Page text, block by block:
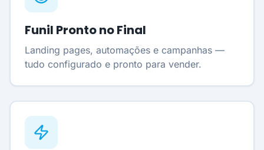
Funil Pronto no Final
Landing pages, automações e campanhas —
tudo configurado e pronto para vender.